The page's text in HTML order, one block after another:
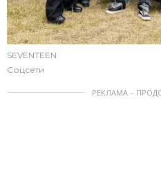
SEVENTEEN
Соцсети
РЕКЛАМА –